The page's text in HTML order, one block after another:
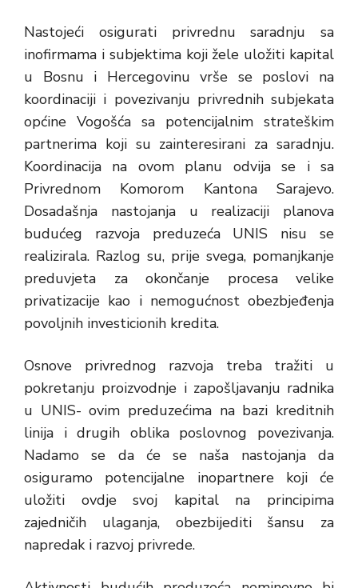
Nastojeći osigurati privrednu saradnju sa
inofirmama i subjektima koji žele uložiti kapital
u Bosnu i Hercegovinu vrše se poslovi na
koordinaciji i povezivanju privrednih subjekata
općine Vogošća sa potencijalnim strateškim
partnerima koji su zainteresirani za saradnju.
Koordinacija na ovom planu odvija se i sa
Privrednom Komorom Kantona Sarajevo.
Dosadašnja nastojanja u realizaciji planova
budućeg razvoja preduzeća UNIS nisu se
realizirala. Razlog su, prije svega, pomanjkanje
preduvjeta za okončanje procesa velike
privatizacije kao i nemogućnost obezbjeđenja
povoljnih investicionih kredita.
Osnove privrednog razvoja treba tražiti u
pokretanju proizvodnje i zapošljavanju radnika
u UNIS- ovim preduzećima na bazi kreditnih
linija i drugih oblika poslovnog povezivanja.
Nadamo se da će se naša nastojanja da
osiguramo potencijalne inopartnere koji će
uložiti ovdje svoj kapital na principima
zajedničih ulaganja, obezbijediti šansu za
napredak i razvoj privrede.